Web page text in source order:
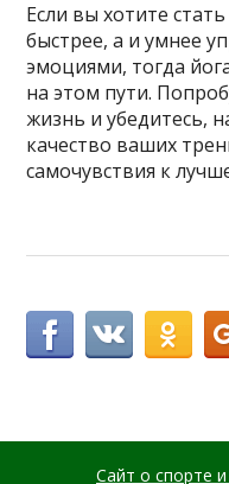
Если вы хотите
быстрее, а и умнее
эмоциями, тогда
на этом пути.
жизнь и убедитесь,
качество ваших
самочувствия к
Сайт о спорте